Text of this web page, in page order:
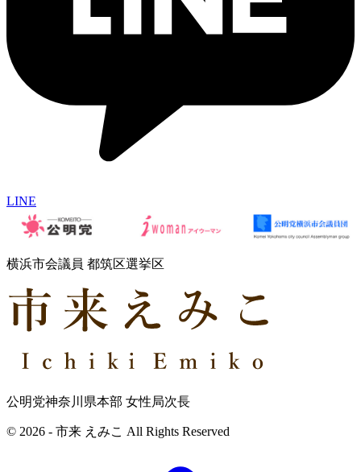
LINE
横浜市会議員 都筑区選挙区
公明党神奈川県本部 女性局次長
© 2026 - 市来 えみこ All Rights Reserved